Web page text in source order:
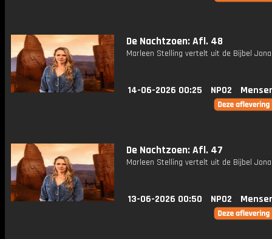
De Nachtzoen: Afl. 48
Marleen Stelling vertelt uit de Bijbel
14-06-2026 00:25 NPO2
De Nachtzoen: Afl. 47
Marleen Stelling vertelt uit de Bijbel Jona
13-06-2026 00:50 NPO2